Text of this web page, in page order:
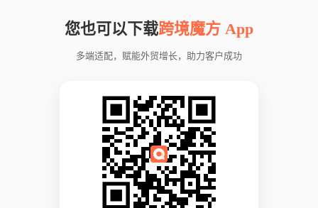
您也可以下载跨境魔方 App
多端适配，赋能外贸增长，助力客户成功